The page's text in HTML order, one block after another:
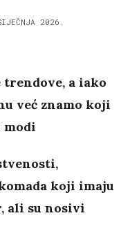
2026.
trendove, a iako
već znamo koji
modi
koji imaju
ali su nosivi